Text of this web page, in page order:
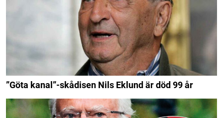
”Göta kanal”-skådisen Nils Eklund är död 99 år